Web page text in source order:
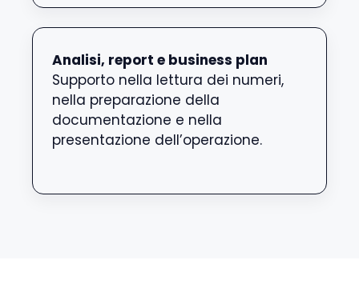
Analisi, report e business plan
Supporto nella lettura dei numeri,
nella preparazione della
documentazione e nella
presentazione dell’operazione.